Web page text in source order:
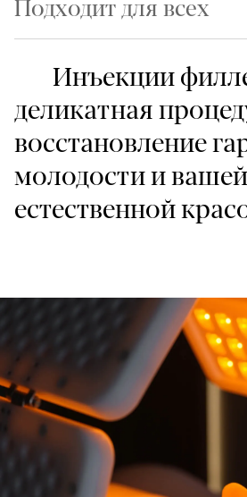
Инъекции
деликатная
восстановление
молодости и вашей
естественной
Подходит для всех